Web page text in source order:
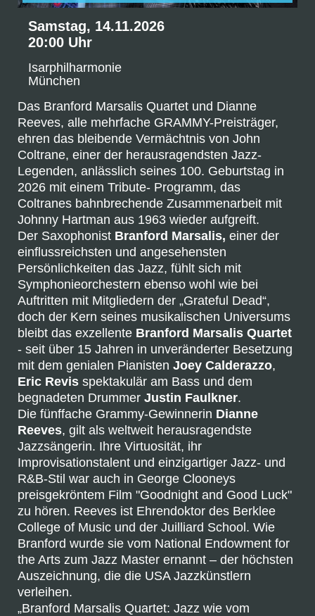
Samstag, 14.11.2026
20:00 Uhr
Isarphilharmonie
München
Das Branford Marsalis Quartet und Dianne
Reeves, alle mehrfache GRAMMY-Preisträger,
ehren das bleibende Vermächtnis von John
Coltrane, einer der herausragendsten Jazz-
Legenden, anlässlich seines 100. Geburtstag in
2026 mit einem Tribute- Programm, das
Coltranes bahnbrechende Zusammenarbeit mit
Johnny Hartman aus 1963 wieder aufgreift.
Der Saxophonist Branford Marsalis, einer der
einflussreichsten und angesehensten
Persönlichkeiten das Jazz, fühlt sich mit
Symphonieorchestern ebenso wohl wie bei
Auftritten mit Mitgliedern der „Grateful Dead“,
doch der Kern seines musikalischen Universums
bleibt das exzellente Branford Marsalis Quartet
- seit über 15 Jahren in unveränderter Besetzung
mit dem genialen Pianisten Joey Calderazzo,
Eric Revis spektakulär am Bass und dem
begnadeten Drummer Justin Faulkner.
Die fünffache Grammy-Gewinnerin Dianne
Reeves, gilt als weltweit herausragendste
Jazzsängerin. Ihre Virtuosität, ihr
Improvisationstalent und einzigartiger Jazz- und
R&B-Stil war auch in George Clooneys
preisgekröntem Film "Goodnight and Good Luck"
zu hören. Reeves ist Ehrendoktor des Berklee
College of Music und der Juilliard School. Wie
Branford wurde sie vom National Endowment for
the Arts zum Jazz Master ernannt – der höchsten
Auszeichnung, die die USA Jazzkünstlern
verleihen.
„Branford Marsalis Quartet: Jazz wie vom